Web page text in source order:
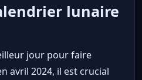
lunaire
jour pour faire
avril 2024, il est crucial